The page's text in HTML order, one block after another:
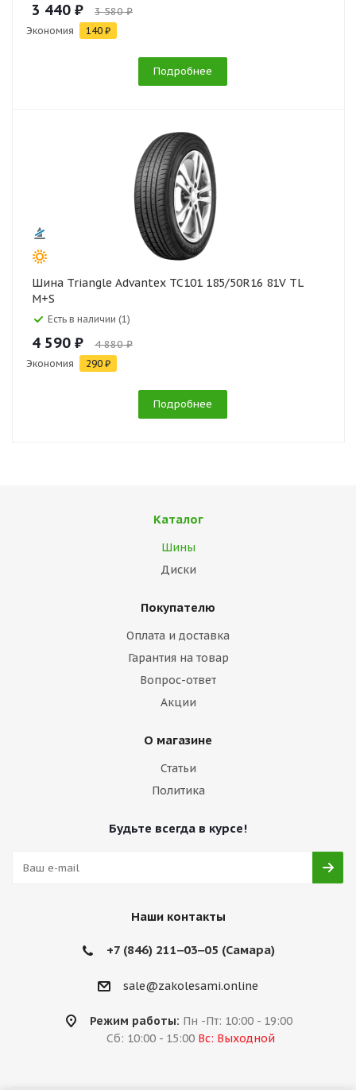
3 440 ₽ 3 580 ₽
Экономия 140 ₽
Подробнее
Шина Triangle Advantex TC101 185/50R16 81V TL
M+S
Есть в наличии (1)
4 590 ₽ 4 880 ₽
Экономия 290 ₽
Подробнее
Каталог
Шины
Диски
Покупателю
Оплата и доставка
Гарантия на товар
Вопрос-ответ
Акции
О магазине
Статьи
Политика
Будьте всегда в курсе!
Наши контакты
+7 (846) 211‒03‒05 (Самара)
sale@zakolesami.online
Режим работы: Пн -Пт: 10:00 - 19:00
Сб: 10:00 - 15:00 Вс: Выходной